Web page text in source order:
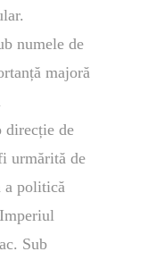
numele de
majoră
direcție de
urmărită de
a politică
Sub